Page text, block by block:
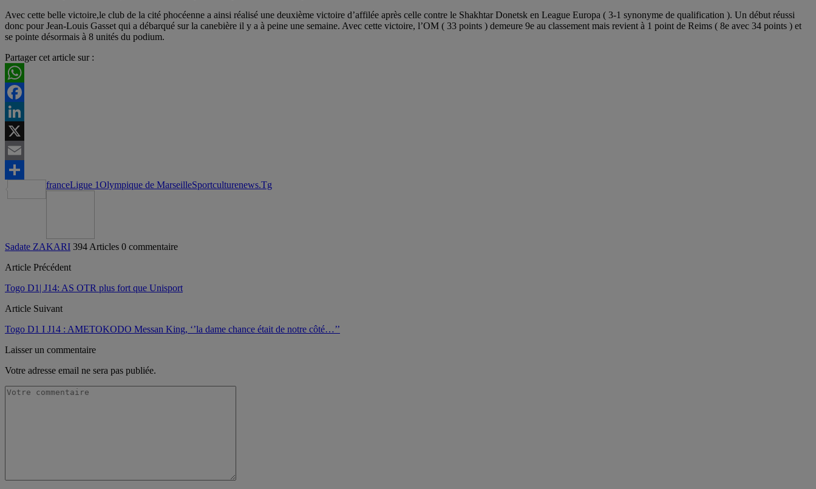
Avec cette belle victoire,le club de la cité phocéenne a ainsi réalisé une deuxième victoire d’affilée après celle contre le Shakhtar Donetsk en League Europa ( 3-1 synonyme de qualification ). Un début réussi
donc pour Jean-Louis Gasset qui a débarqué sur la canebière il y a à peine une semaine. Avec cette victoire, l’OM ( 33 points ) demeure 9e au classement mais revient à 1 point de Reims ( 8e avec 34 points ) et
se pointe désormais à 8 unités du podium.
Partager cet article sur :
WhatsApp
Facebook
LinkedIn
X
Email
Partager
franceLigue 1Olympique de MarseilleSportculturenews.Tg
Sadate ZAKARI 394 Articles 0 commentaire
Article Précédent
Togo D1| J14: AS OTR plus fort que Unisport
Article Suivant
Togo D1 I J14 : AMETOKODO Messan King, ‘’la dame chance était de notre côté…’’
Laisser un commentaire
Votre adresse email ne sera pas publiée.